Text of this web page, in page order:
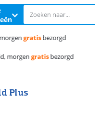
ruilen
ruilen
Plus
op 15 reviews.